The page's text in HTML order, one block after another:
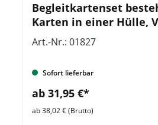
Begleitkartenset
Karten in einer Hülle,
(50 Karten)
Art.-Nr.: 01827
Sofort lieferbar
ab 31,95 €*
ab 38,02 € (Brutto)